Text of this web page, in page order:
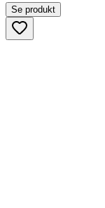
Se produkt